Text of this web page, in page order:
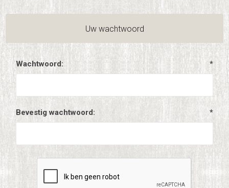
Uw wachtwoord
Wachtwoord: *
Bevestig wachtwoord: *